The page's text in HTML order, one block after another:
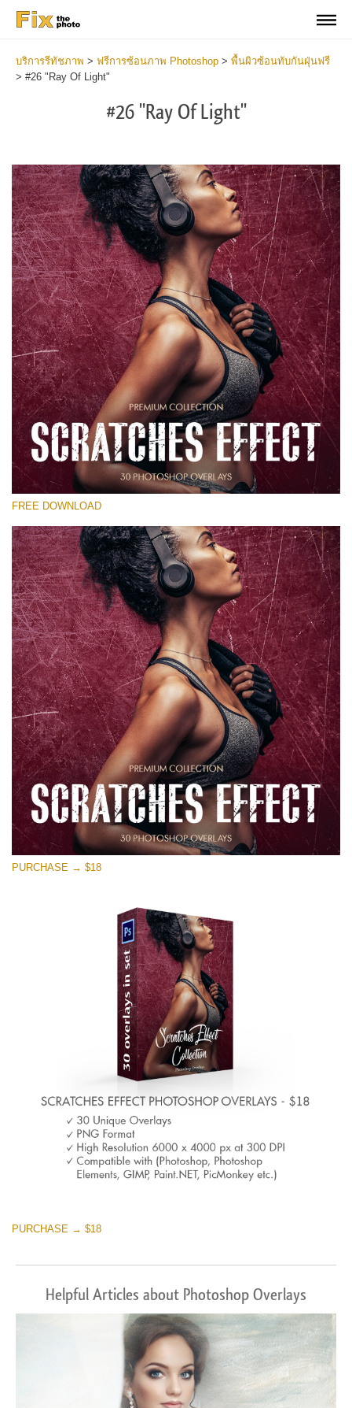
บริการรีทัชภาพ > ฟรีการซ้อนภาพ Photoshop > พื้นผิวซ้อนทับกันฝุ่นฟรี
> #26 "Ray Of Light"
#26 "Ray Of Light"
โปรดเลือก
Free Photoshop Overlay
Small 800*533px
Scratches Effect
(30 Overlays)
Entire Collection
(1783 Overlays)
Large 6000*4000px
ดาวน์โหลดฟรี
FREE DOWNLOAD
PURCHASE → $18
PURCHASE → $18
Helpful Articles about Photoshop Overlays